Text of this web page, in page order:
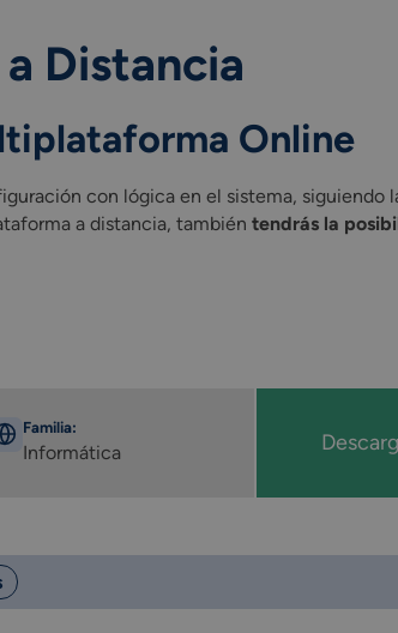
Distancia
Online
con lógica en el sistema, siguiendo
a distancia, también tendrás la
Familia:
Informática